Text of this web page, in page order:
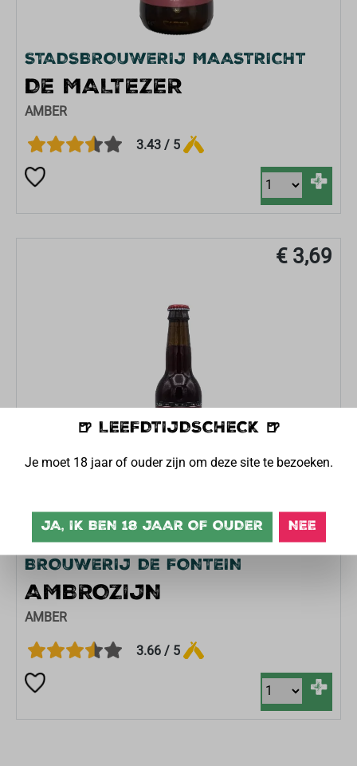
STADSBROUWERIJ MAASTRICHT
DE MALTEZER
AMBER
3.43 / 5
+
€ 3,69
BROUWERIJ DE FONTEIN
AMBROZIJN
AMBER
3.66 / 5
+
🍺 LEEFDTIJDSCHECK 🍺
Je moet 18 jaar of ouder zijn om deze site te bezoeken.
JA, IK BEN 18 JAAR OF OUDER NEE